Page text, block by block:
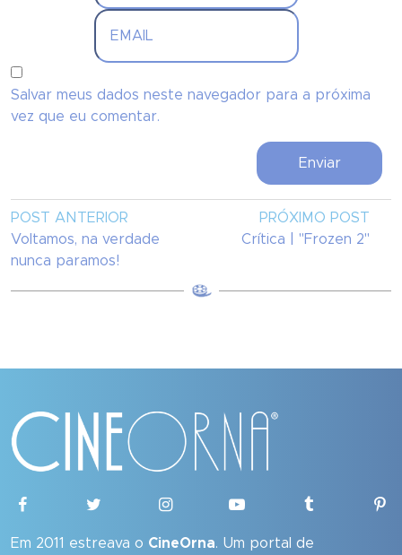
Salvar meus dados neste navegador para a próxima
vez que eu comentar.
POST ANTERIOR
Voltamos, na verdade
nunca paramos!
PRÓXIMO POST
Crítica | "Frozen 2"
Em 2011 estreava o CineOrna. Um portal de